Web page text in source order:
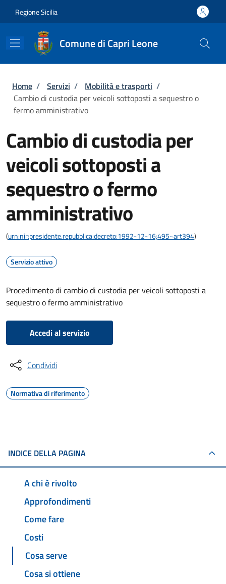
Regione Sicilia
Comune di Capri Leone
Briciole di pane
Home / Servizi / Mobilità e trasporti /
Cambio di custodia per veicoli sottoposti a sequestro o
fermo amministrativo
Cambio di custodia per
veicoli sottoposti a
sequestro o fermo
amministrativo
(urn:nir:presidente.repubblica:decreto:1992-12-16;495~art394)
Servizio attivo
Procedimento di cambio di custodia per veicoli sottoposti a
sequestro o fermo amministrativo
Accedi al servizio
Condividi
Normativa di riferimento
INDICE DELLA PAGINA
A chi è rivolto
Approfondimenti
Come fare
Costi
Cosa serve
Cosa si ottiene